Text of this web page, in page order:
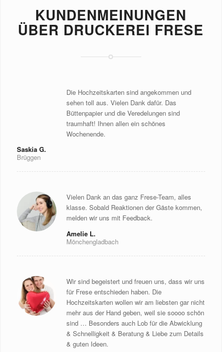
KUNDENMEINUNGEN
ÜBER DRUCKEREI FRESE
Die Hochzeitskarten sind angekommen und
sehen toll aus. Vielen Dank dafür. Das
Büttenpapier und die Veredelungen sind
traumhaft! Ihnen allen ein schönes
Wochenende.
Saskia G.
Brüggen
Vielen Dank an das ganz Frese-Team, alles
klasse. Sobald Reaktionen der Gäste kommen,
melden wir uns mit Feedback.
Amelie L.
Mönchengladbach
Wir sind begeistert und freuen uns, dass wir uns
für Frese entschieden haben. Die
Hochzeitskarten wollen wir am liebsten gar nicht
mehr aus der Hand geben, weil sie soooo schön
sind … Besonders auch Lobfür die Abwicklung
& Schnelligkeit & Beratung & Liebe zum Details
& guten Ideen.